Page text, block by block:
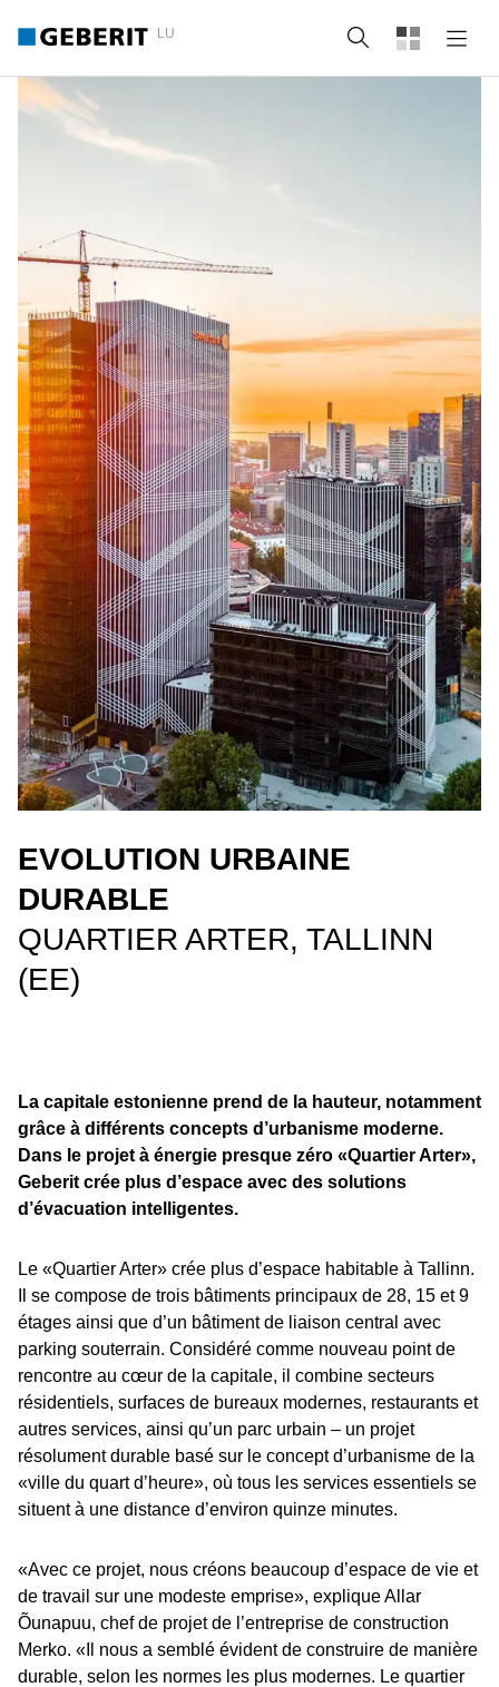
LU Recherche
EVOLUTION URBAINE
DURABLE
QUARTIER ARTER, TALLINN
(EE)
La capitale estonienne prend de la hauteur, notamment
grâce à différents concepts d’urbanisme moderne.
Dans le projet à énergie presque zéro «Quartier Arter»,
Geberit crée plus d’espace avec des solutions
d’évacuation intelligentes.
Le «Quartier Arter» crée plus d’espace habitable à Tallinn.
Il se compose de trois bâtiments principaux de 28, 15 et 9
étages ainsi que d’un bâtiment de liaison central avec
parking souterrain. Considéré comme nouveau point de
rencontre au cœur de la capitale, il combine secteurs
résidentiels, surfaces de bureaux modernes, restaurants et
autres services, ainsi qu’un parc urbain – un projet
résolument durable basé sur le concept d’urbanisme de la
«ville du quart d’heure», où tous les services essentiels se
situent à une distance d’environ quinze minutes.
«Avec ce projet, nous créons beaucoup d’espace de vie et
de travail sur une modeste emprise», explique Allar
Õunapuu, chef de projet de l’entreprise de construction
Merko. «Il nous a semblé évident de construire de manière
durable, selon les normes les plus modernes. Le quartier